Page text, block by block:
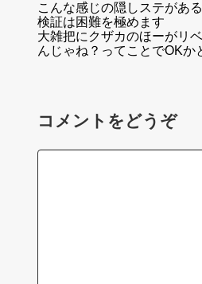
こんな感じの隠しステがあ
検証は困難を極めます
大雑把にクザカのほーがリ
んじゃね？ってことでOKか
コメントをどうぞ